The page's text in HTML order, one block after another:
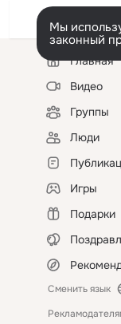
Мы
законный
Левая
колонкаГлавная
Видео
Группы
Люди
Игры
Подарки
Сменить язык